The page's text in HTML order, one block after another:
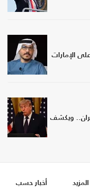
على الإمارات
ويكشف
المزيد
أخبار حسب